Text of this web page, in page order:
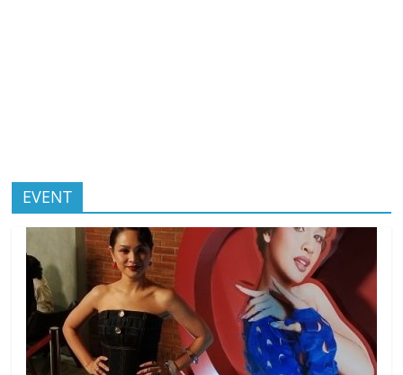
EVENT